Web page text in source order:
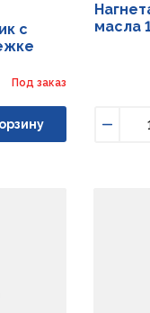
с
Под заказ
масла